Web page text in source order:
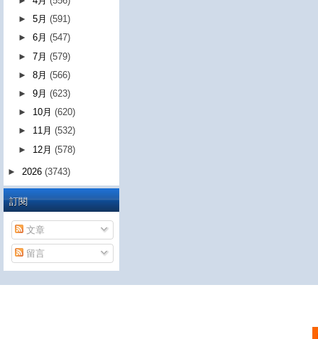
►5月(591)
►6月(547)
►7月(579)
►8月(566)
►9月(623)
► 10月(620)
► 11月(532)
► 12月(578)
► 2026 (3743)
訂閱
文章
留言